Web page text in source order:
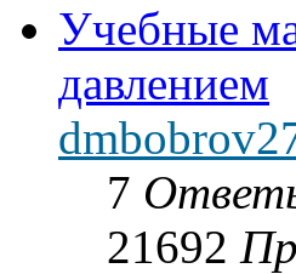
Учебные
давлением
7
21692